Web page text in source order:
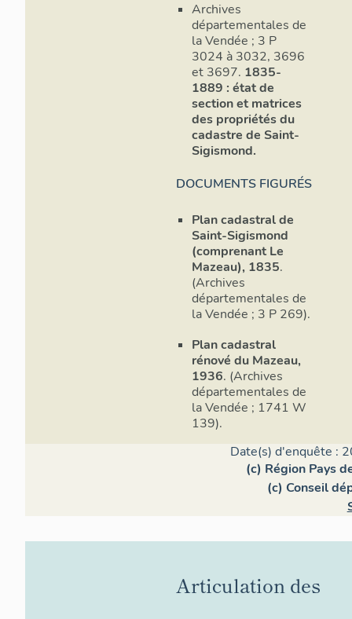
Archives
départementales de
la Vendée ; 3 P
3024 à 3032, 3696
et 3697. 1835-
1889 : état de
section et matrices
des propriétés du
cadastre de Saint-
Sigismond.
DOCUMENTS FIGURÉS
Plan cadastral de
Saint-Sigismond
(comprenant Le
Mazeau), 1835.
(Archives
départementales de
la Vendée ; 3 P 269).
Plan cadastral
rénové du Mazeau,
1936. (Archives
départementales de
la Vendée ; 1741 W
139).
Date(s) d'enquête :
(c) Région Pays
(c) Conseil
Articulation des